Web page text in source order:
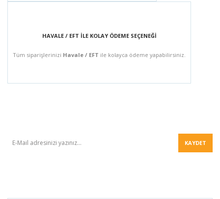
HAVALE / EFT İLE KOLAY ÖDEME SEÇENEĞİ
Tüm siparişlerinizi Havale / EFT ile kolayca ödeme yapabilirsiniz.
KAYDET